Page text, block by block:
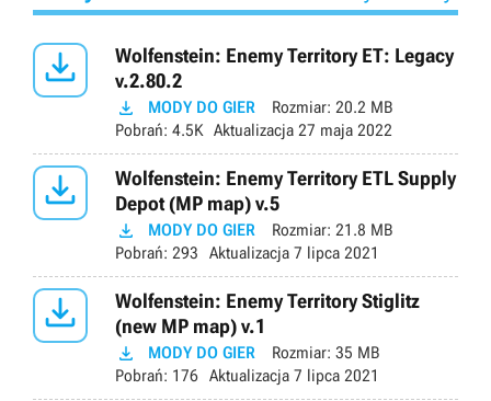

Wolfenstein: Enemy Territory ET: Legacy
v.2.80.2
 MODY DO GIER Rozmiar: 20.2 MB
Pobrań: 4.5K Aktualizacja 27 maja 2022

Wolfenstein: Enemy Territory ETL Supply
Depot (MP map) v.5
 MODY DO GIER Rozmiar: 21.8 MB
Pobrań: 293 Aktualizacja 7 lipca 2021

Wolfenstein: Enemy Territory Stiglitz
(new MP map) v.1
 MODY DO GIER Rozmiar: 35 MB
Pobrań: 176 Aktualizacja 7 lipca 2021